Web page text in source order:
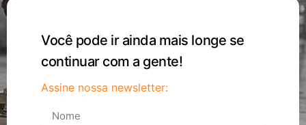
Você pode ir ainda mais longe se
continuar com a gente!
Assine nossa newsletter: